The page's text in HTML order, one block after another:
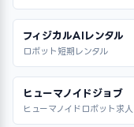
フィジカルAIレンタル
ロボット短期レンタル
ヒューマノイドジョブ
ヒューマノイドロボット求人